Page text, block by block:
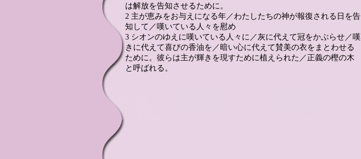
は解放を告知させるために。
2 主が恵みをお与えになる年／わたしたちの神が報復される日を告
知して／嘆いている人々を慰め
3 シオンのゆえに嘆いている人々に／灰に代えて冠をかぶらせ／嘆
きに代えて喜びの香油を／暗い心に代えて賛美の衣をまとわせる
ために。彼らは主が輝きを現すために植えられた／正義の樫の木
と呼ばれる。